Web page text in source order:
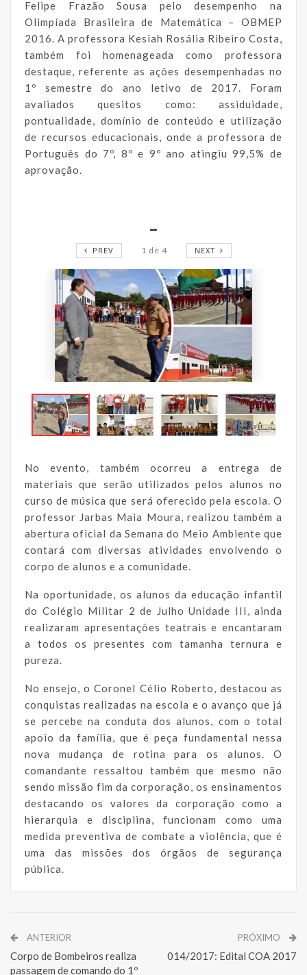
Felipe Frazão Sousa pelo desempenho na
Olimpíada Brasileira de Matemática – OBMEP
2016. A professora Kesiah Rosália Ribeiro Costa,
também foi homenageada como professora
destaque, referente as ações desempenhadas no
1º semestre do ano letivo de 2017. Foram
avaliados quesitos como: assiduidade,
pontualidade, domínio de conteúdo e utilização
de recursos educacionais, onde a professora de
Português do 7º, 8º e 9º ano atingiu 99,5% de
aprovação.
PREV 1 de 4 NEXT
No evento, também ocorreu a entrega de
materiais que serão utilizados pelos alunos no
curso de música que será oferecido pela escola. O
professor Jarbas Maia Moura, realizou também a
abertura oficial da Semana do Meio Ambiente que
contará com diversas atividades envolvendo o
corpo de alunos e a comunidade.
Na oportunidade, os alunos da educação infantil
do Colégio Militar 2 de Julho Unidade III, ainda
realizaram apresentações teatrais e encantaram
a todos os presentes com tamanha ternura e
pureza.
No ensejo, o Coronel Célio Roberto, destacou as
conquistas realizadas na escola e o avanço que já
se percebe na conduta dos alunos, com o total
apoio da família, que é peça fundamental nessa
nova mudança de rotina para os alunos. O
comandante ressaltou também que mesmo não
sendo missão fim da corporação, os ensinamentos
destacando os valores da corporação como a
hierarquia e disciplina, funcionam como uma
medida preventiva de combate a violência, que é
uma das missões dos órgãos de segurança
pública.
ANTERIOR
Corpo de Bombeiros realiza
passagem de comando do 1º
PRÓXIMO
014/2017: Edital COA 2017